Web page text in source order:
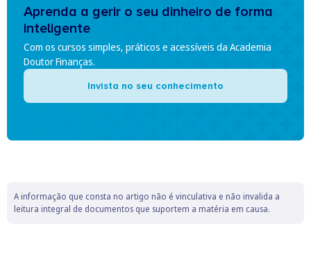
Aprenda a gerir o seu dinheiro de forma
inteligente
Com os cursos simples, práticos e acessíveis da Academia
Doutor Finanças.
Invista no seu conhecimento
A informação que consta no artigo não é vinculativa e não invalida a
leitura integral de documentos que suportem a matéria em causa.